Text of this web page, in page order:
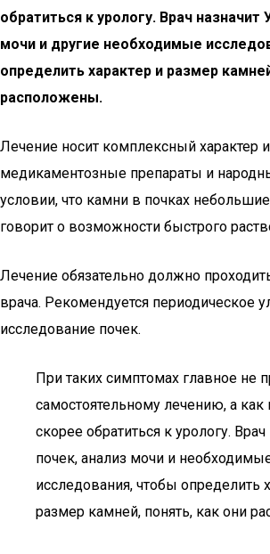
обратиться к урологу. Врач назначит
мочи и другие необходимые
определить характер и размер
расположены.
Лечение носит комплексный характер
медикаментозные препараты и
условии, что камни в почках
говорит о возможности быстрого
Лечение обязательно должно
врача. Рекомендуется периодическое
исследование почек.
При таких симптомах главное не
самостоятельному лечению, а
скорее обратиться к урологу.
почек, анализ мочи и
исследования, чтобы определить
размер камней, понять, как они